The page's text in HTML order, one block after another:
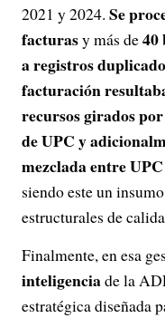
2021 y 2024. Se
facturasy más de40
a registros
facturación
recursos girados
de UPC y
mezclada entre
siendo este un
estructurales de
Finalmente, en esa
inteligenciade la
estratégica diseñada